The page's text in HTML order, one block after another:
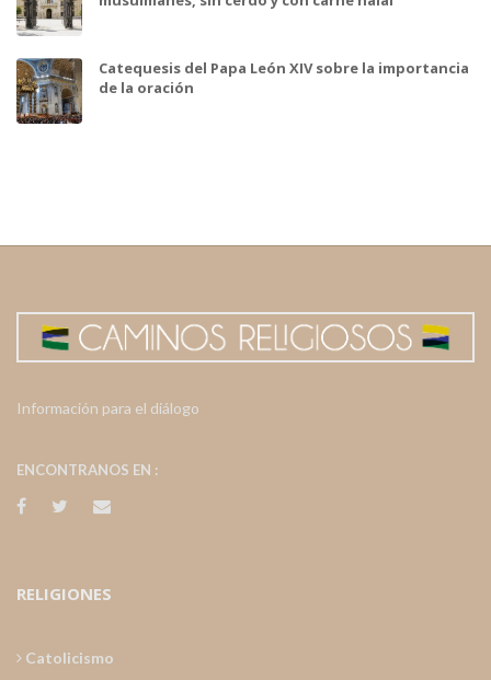
Catequesis del Papa León XIV sobre la importancia
de la oración
Información para el diálogo
ENCONTRANOS EN :
RELIGIONES
Catolicismo